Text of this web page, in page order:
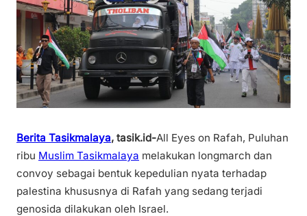
Berita Tasikmalaya, tasik.id-All Eyes on Rafah, Puluhan
ribu Muslim Tasikmalaya melakukan longmarch dan
convoy sebagai bentuk kepedulian nyata terhadap
palestina khususnya di Rafah yang sedang terjadi
genosida dilakukan oleh Israel.